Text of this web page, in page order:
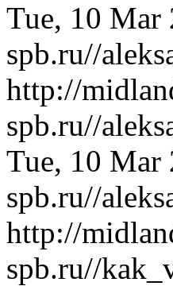
Tue, 10 Mar
spb.ru//
http://
spb.ru//
Tue, 10 Mar
spb.ru//
http://
spb.ru//